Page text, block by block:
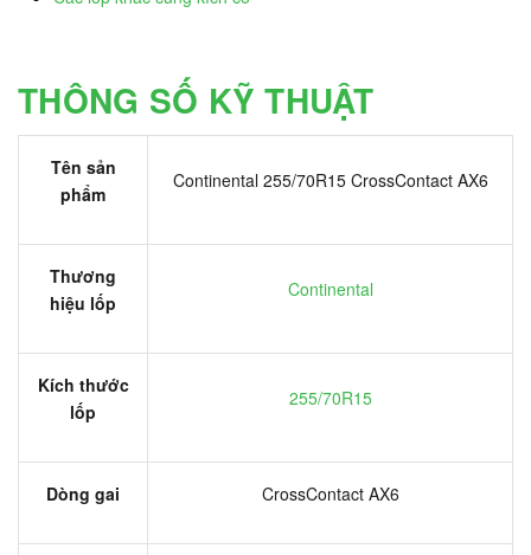
THÔNG SỐ KỸ THUẬT
Tên sản
phẩm
Continental 255/70R15 CrossContact AX6
Thương
hiệu lốp
Continental
Kích thước
lốp
255/70R15
Dòng gai CrossContact AX6